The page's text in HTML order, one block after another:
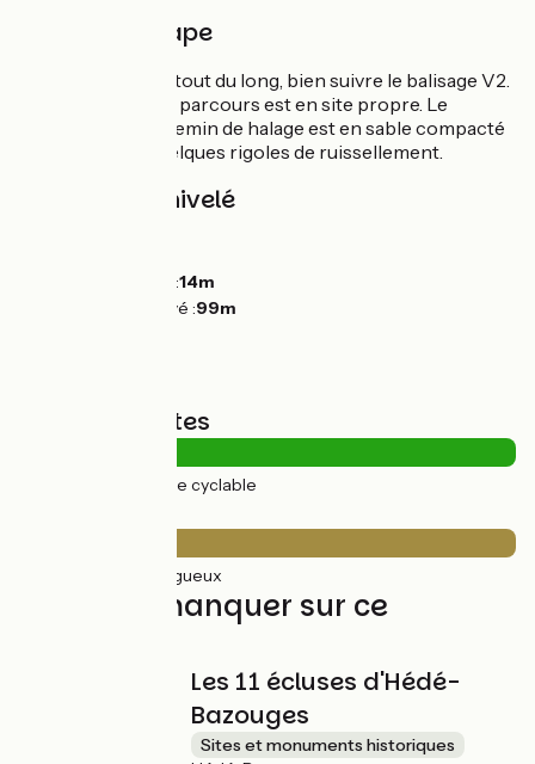
Détail de l'étape
Parcours jalonné tout du long, bien suivre le balisage V2.
Quasiment tout le parcours est en site propre. Le
revêtement du chemin de halage est en sable compacté
assez roulant. Quelques rigoles de ruissellement.
Pentes et dénivelé
Point le plus bas :14m
Point le plus élevé :99m
Types de routes
(100%) Voie cyclable
(100%) Rugueux
À ne pas manquer sur ce
Les 11 écluses d'Hédé-
Bazouges
Sites et monuments historiques